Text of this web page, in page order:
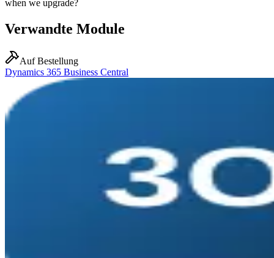
when we upgrade?
Verwandte Module
Auf Bestellung
Dynamics 365 Business Central